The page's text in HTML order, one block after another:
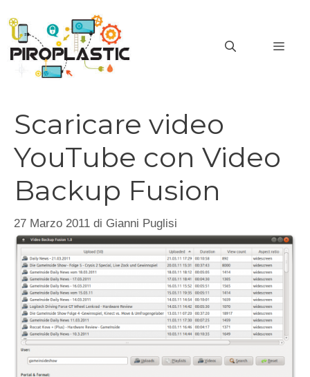
contenuto
Scaricare video
YouTube con Video
Backup Fusion
27 Marzo 2011 di Gianni Puglisi